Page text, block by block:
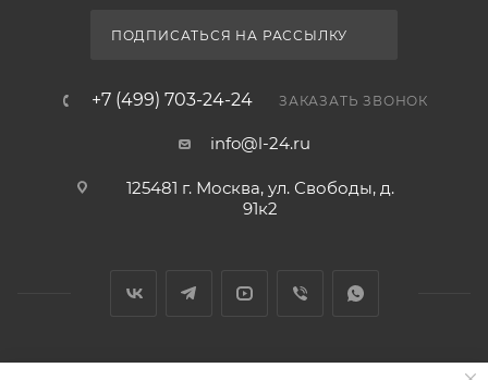
ПОДПИСАТЬСЯ НА РАССЫЛКУ
+7 (499) 703-24-24 ЗАКАЗАТЬ ЗВОНОК
info@l-24.ru
125481 г. Москва, ул. Свободы, д.
91к2